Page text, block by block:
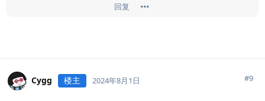
回复
Cygg 楼主 2024年8月1日 #9